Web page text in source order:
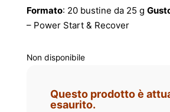
Formato: 20 bustine da 25 g
– Power Start & Recover
Non disponibile
Questo prodotto è
esaurito.